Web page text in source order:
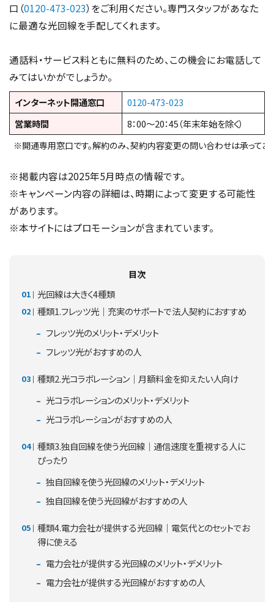
口（0120-473-023）をご利用ください。専門スタッフがあなた
に最適な光回線を手配してくれます。
通話料・サービス料ともに無料のため、この機会にお電話して
みてはいかがでしょうか。
インターネット開通窓口
0120-473-023
営業時間
8：00～20：45（年末年始を除く）
※開通専用窓口です。解約のみ、契約内容変更の問い合わせは承ってお
※掲載内容は2025年5月時点の情報です。
※キャンペーン内容の詳細は、時期によって変更する可能性
があります。
※本サイトにはプロモーションが含まれています。
目次
光回線は大きく4種類
種類1.フレッツ光｜充実のサポートで法人契約におすすめ
フレッツ光のメリット・デメリット
フレッツ光がおすすめの人
種類2.光コラボレーション｜月額料金を抑えたい人向け
光コラボレーションのメリット・デメリット
光コラボレーションがおすすめの人
種類3.独自回線を使う光回線｜通信速度を重視する人に
ぴったり
独自回線を使う光回線のメリット・デメリット
独自回線を使う光回線がおすすめの人
種類4.電力会社が提供する光回線｜電気代とのセットでお
得に使える
電力会社が提供する光回線のメリット・デメリット
電力会社が提供する光回線がおすすめの人